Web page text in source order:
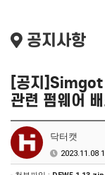
공지사항
[공지]Simgot
관련 펌웨어
닥터캣
2023.11.08